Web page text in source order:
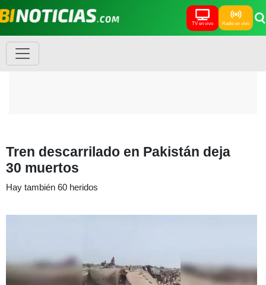
TV en vivo Radio en vivo
Tren descarrilado en Pakistán deja
30 muertos
Hay también 60 heridos